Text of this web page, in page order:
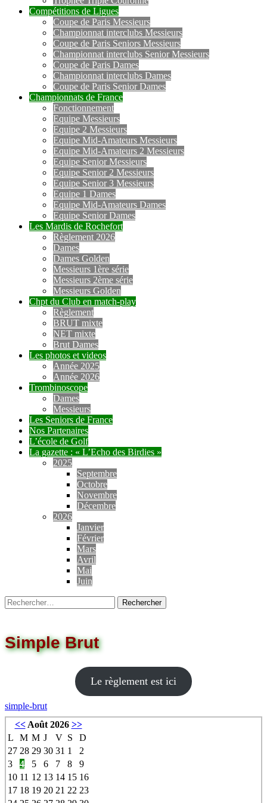
Compétitions de Ligues
Coupe de Paris Messieurs
Championnat interclubs Messieurs
Coupe de Paris Seniors Messieurs
Championnat interclubs Senior Messieurs
Coupe de Paris Dames
Championnat interclubs Dames
Coupe de Paris Senior Dames
Championnats de France
Fonctionnement
Equipe Messieurs
Equipe 2 Messieurs
Equipe Mid-Amateurs Messieurs
Equipe Mid-Amateurs 2 Messieurs
Equipe Senior Messieurs
Equipe Senior 2 Messieurs
Equipe Senior 3 Messieurs
Equipe 1 Dames
Equipe Mid-Amateurs Dames
Equipe Senior Dames
Les Mardis de Rochefort
Règlement 2026
Dames
Dames Golden
Messieurs 1ère série
Messieurs 2ème série
Messieurs Golden
Chpt du Club en match-play
Règlement
BRUT mixte
NET mixte
Brut Dames
Les photos et videos
Année 2025
Année 2026
Trombinoscope
Dames
Messieurs
Les Seniors de France
Nos Partenaires
L’école de Golf
La gazette : « L’Echo des Birdies »
2025
Septembre
Octobre
Novembre
Décembre
2026
Janvier
Février
Mars
Avril
Mai
Juin
Rechercher :
Simple Brut
Le règlement est ici
simple-brut
<<Août 2026 >>
L
M M J V S
D
27 28 29 30 31 1
2
3
4 5 6 7 8
9
10 11 12 13 14 15 16
17 18 19 20 21 22 23